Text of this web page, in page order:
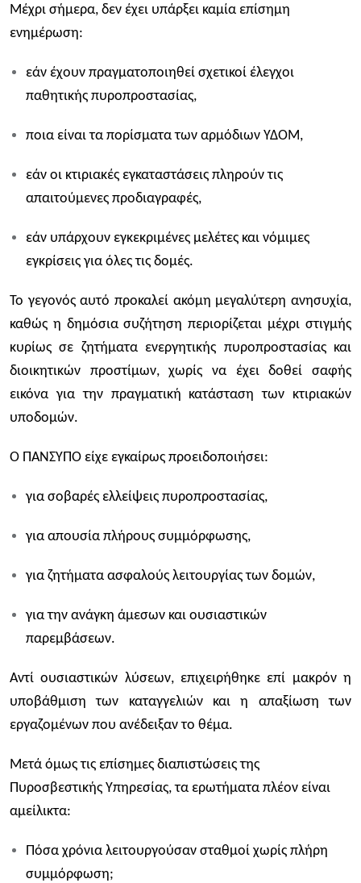
Μέχρι σήμερα, δεν έχει υπάρξει καμία επίσημη
ενημέρωση:
εάν έχουν πραγματοποιηθεί σχετικοί έλεγχοι
παθητικής πυροπροστασίας,
ποια είναι τα πορίσματα των αρμόδιων ΥΔΟΜ,
εάν οι κτιριακές εγκαταστάσεις πληρούν τις
απαιτούμενες προδιαγραφές,
εάν υπάρχουν εγκεκριμένες μελέτες και νόμιμες
εγκρίσεις για όλες τις δομές.
Το γεγονός αυτό προκαλεί ακόμη μεγαλύτερη ανησυχία,
καθώς η δημόσια συζήτηση περιορίζεται μέχρι στιγμής
κυρίως σε ζητήματα ενεργητικής πυροπροστασίας και
διοικητικών προστίμων, χωρίς να έχει δοθεί σαφής
εικόνα για την πραγματική κατάσταση των κτιριακών
υποδομών.
Ο ΠΑΝΣΥΠΟ είχε εγκαίρως προειδοποιήσει:
για σοβαρές ελλείψεις πυροπροστασίας,
για απουσία πλήρους συμμόρφωσης,
για ζητήματα ασφαλούς λειτουργίας των δομών,
για την ανάγκη άμεσων και ουσιαστικών
παρεμβάσεων.
Αντί ουσιαστικών λύσεων, επιχειρήθηκε επί μακρόν η
υποβάθμιση των καταγγελιών και η απαξίωση των
εργαζομένων που ανέδειξαν το θέμα.
Μετά όμως τις επίσημες διαπιστώσεις της
Πυροσβεστικής Υπηρεσίας, τα ερωτήματα πλέον είναι
αμείλικτα:
Πόσα χρόνια λειτουργούσαν σταθμοί χωρίς πλήρη
συμμόρφωση;